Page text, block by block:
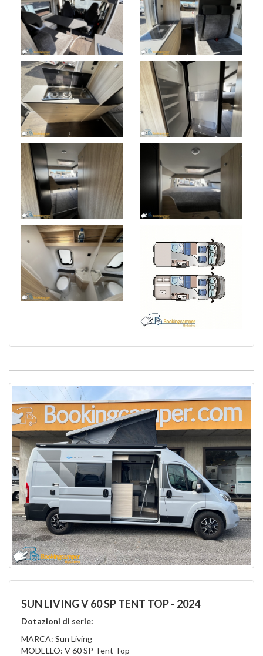
SUN LIVING V 60 SP TENT TOP - 2024
Dotazioni di serie:
MARCA: Sun Living
MODELLO: V 60 SP Tent Top